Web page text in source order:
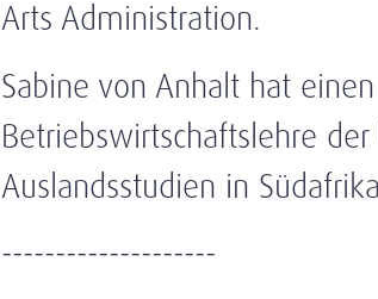
Arts Administration.
Sabine von Anhalt hat
Betriebswirtschaftslehre
Auslandsstudien in
--------------------